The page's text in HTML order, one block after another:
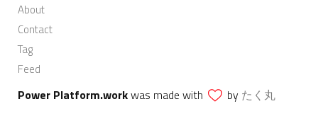
About
Contact
Tag
Feed
Power Platform.workwas made with by たく丸